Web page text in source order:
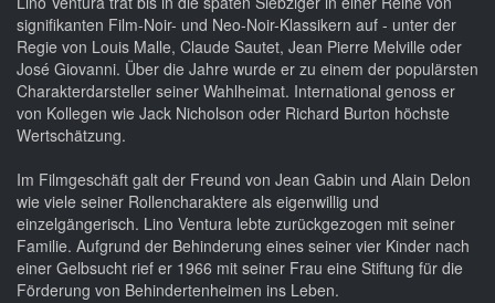
signifikanten Film-Noir- und Neo-Noir-Klassikern auf - unter der
Regie von Louis Malle, Claude Sautet, Jean Pierre Melville oder
José Giovanni. Über die Jahre wurde er zu einem der populärsten
Charakterdarsteller seiner Wahlheimat. International genoss er
von Kollegen wie Jack Nicholson oder Richard Burton höchste
Wertschätzung.
Im Filmgeschäft galt der Freund von Jean Gabin und Alain Delon
wie viele seiner Rollencharaktere als eigenwillig und
einzelgängerisch. Lino Ventura lebte zurückgezogen mit seiner
Familie. Aufgrund der Behinderung eines seiner vier Kinder nach
einer Gelbsucht rief er 1966 mit seiner Frau eine Stiftung für die
Förderung von Behindertenheimen ins Leben.